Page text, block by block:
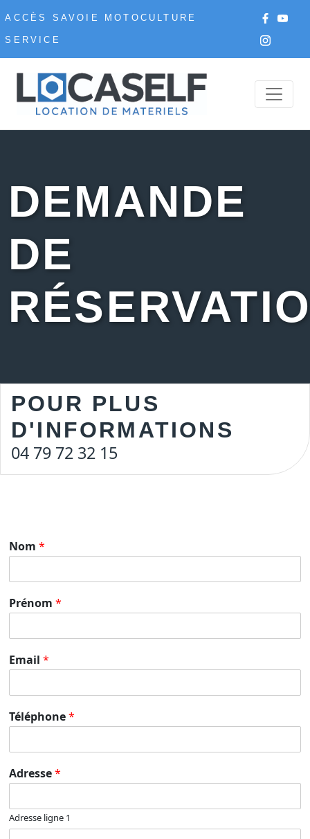
ACCÈS SAVOIE MOTOCULTURE
SERVICE
DEMANDE
DE
POUR PLUS
D'INFORMATIONS
04 79 72 32 15
Nom *
Prénom *
Email *
Téléphone*
Adresse*
Adresse ligne 1